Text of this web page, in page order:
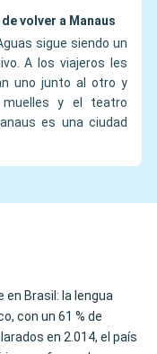
volver a Manaus
sigue siendo un
A los viajeros les
uno junto al otro y
muelles y el teatro
es una ciudad
en Brasil: la lengua
con un 61 % de
en 2.014, el país